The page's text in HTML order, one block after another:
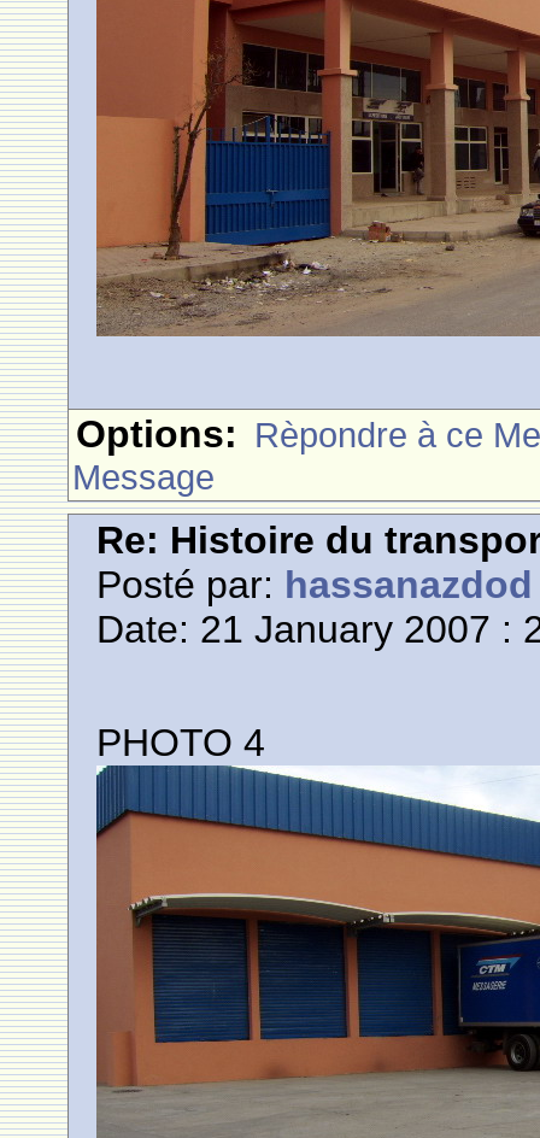
Options: Rèpondre à ce
Message
Re: Histoire du
Posté par: hassanazdod
Date: 21 January 2007 :
PHOTO 4